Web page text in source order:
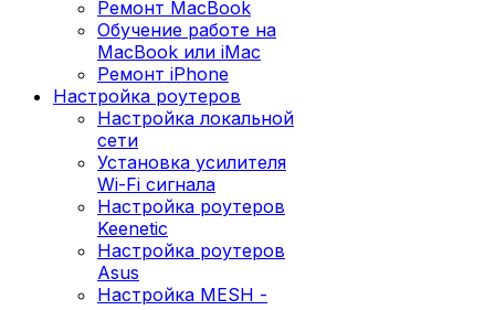
Ремонт MacBook
Обучение работе на
MacBook или iMac
Ремонт iPhone
Настройка роутеров
Настройка локальной
сети
Установка усилителя
Wi-Fi сигнала
Настройка роутеров
Keenetic
Настройка роутеров
Asus
Настройка MESH -